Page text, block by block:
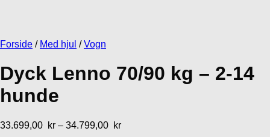
Add to Wishlist
Gåliner
439,00
Gå- og Løbeseler
Forside / Med hjul / Vogn
Dyck Lenno 70/90 kg – 2-14
hunde
33.699,00 kr – 34.799,00 kr